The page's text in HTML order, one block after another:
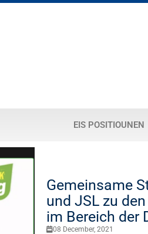
EIS POSITIOUNEN
Gemeinsame
und JSL zu
im Bereich der
08 December, 2021